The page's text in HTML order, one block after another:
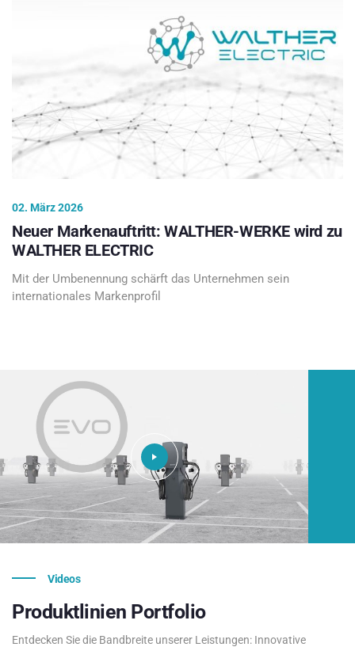
02. März 2026
Neuer Markenauftritt: WALTHER-WERKE wird zu
WALTHER ELECTRIC
Mit der Umbenennung schärft das Unternehmen sein
internationales Markenprofil
Videos
Produktlinien Portfolio
Entdecken Sie die Bandbreite unserer Leistungen: Innovative